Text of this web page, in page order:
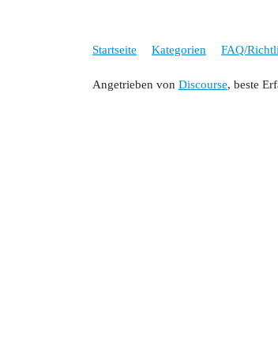
Startseite Kategorien FAQ/
Angetrieben von Discourse, beste